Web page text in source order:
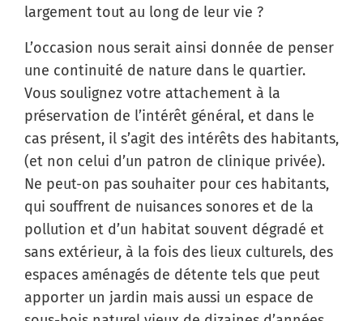
largement tout au long de leur vie ?
L’occasion nous serait ainsi donnée de penser
une continuité de nature dans le quartier.
Vous soulignez votre attachement à la
préservation de l’intérêt général, et dans le
cas présent, il s’agit des intérêts des habitants,
(et non celui d’un patron de clinique privée).
Ne peut-on pas souhaiter pour ces habitants,
qui souffrent de nuisances sonores et de la
pollution et d’un habitat souvent dégradé et
sans extérieur, à la fois des lieux culturels, des
espaces aménagés de détente tels que peut
apporter un jardin mais aussi un espace de